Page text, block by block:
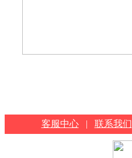
客服中心 | 联系我们